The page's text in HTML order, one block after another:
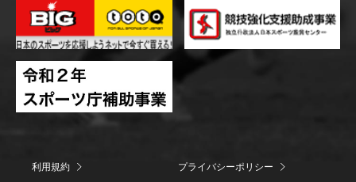
利用規約 プライバシーポリシー